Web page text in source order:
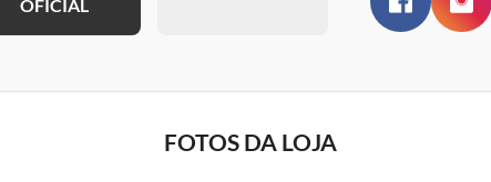
OFICIAL
FOTOS DA LOJA